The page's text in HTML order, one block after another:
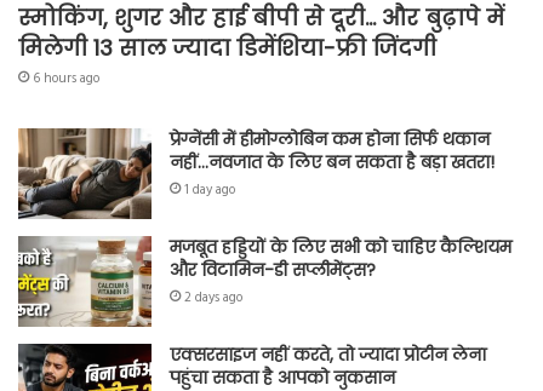
स्मोकिंग, शुगर और हाई बीपी से दूरी… और बुढ़ापे में
मिलेगी 13 साल ज्यादा डिमेंशिया-फ्री जिंदगी
6 hours ago
प्रेग्नेंसी में हीमोग्लोबिन कम होना सिर्फ थकान
नहीं…नवजात के लिए बन सकता है बड़ा खतरा!
1 day ago
मजबूत हड्डियों के लिए सभी को चाहिए कैल्शियम
और विटामिन-डी सप्लीमेंट्स?
2 days ago
एक्सरसाइज नहीं करते, तो ज्यादा प्रोटीन लेना
पहुंचा सकता है आपको नुकसान